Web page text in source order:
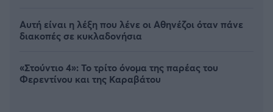
Αυτή είναι η λέξη που λένε οι Αθηνέζοι όταν πάνε
διακοπές σε κυκλαδονήσια
«Στούντιο 4»: Το τρίτο όνομα της παρέας του
Φερεντίνου και της Καραβάτου